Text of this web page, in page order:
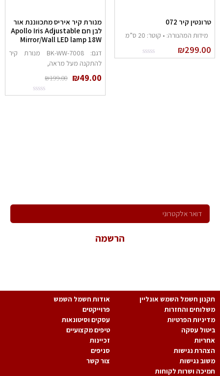
קיר 072
המהנורה: • קוטר: 20 ס”מ
₪
מנורת קיר איריס מתכווננת אור
לבן חם Apollo Iris Adjustable
Mirror/Wall LED lamp 18W
דגם: 7008-BK-WW מנורת קיר
להתקנה מעל מראה,
₪199.00 ₪49.00
הרשמה
חשמל השמש אונליין
והחזרות
הפרטיות
עסקה
נגישות
נגישות
ושרות לקוחות
אודות חשמל השמש
פרוייקטים
עסקים וסיטונאות
טיפים מקצועיים
זכיינות
סניפים
צור קשר